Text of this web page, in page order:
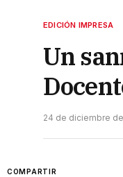
EDICIÓN IMPRESA
Un
24 de diciembre
COMPARTIR